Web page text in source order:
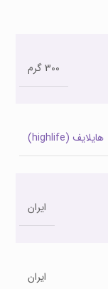
300 گرم
هایلایف (highlife)
ایران
ایران